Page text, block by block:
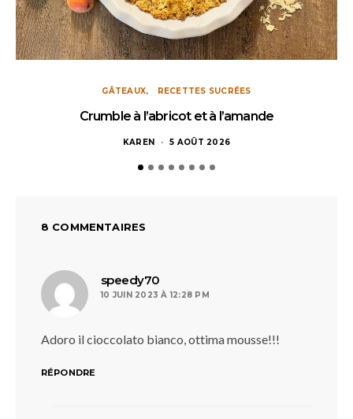
GÂTEAUX RECETTES SUCRÉES
Crumble à l’abricot et à l’amande
KAREN 5 AOÛT 2026
8 COMMENTAIRES
speedy70
10 JUIN 2023 À 12:28 PM
Adoro il cioccolato bianco, ottima mousse!!!
RÉPONDRE